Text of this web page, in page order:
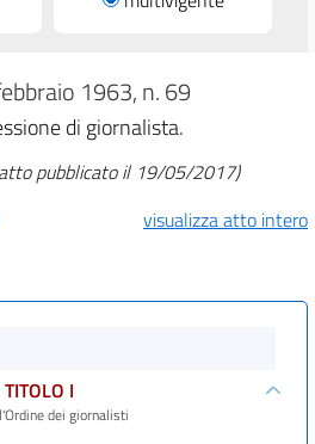
1963, n. 69
di giornalista.
pubblicato il 19/05/2017)
visualizza atto intero
TITOLO I
dei giornalisti